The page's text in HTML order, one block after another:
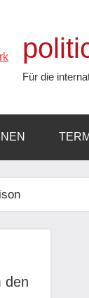
Für die
den